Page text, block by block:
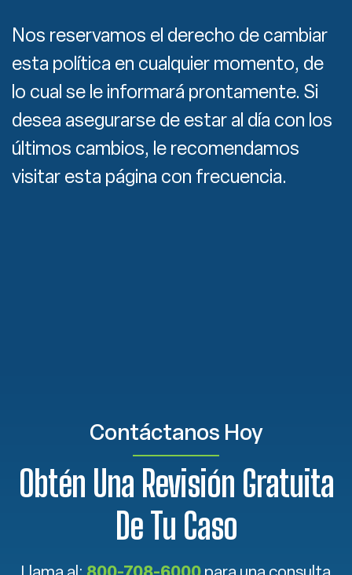
Nos reservamos el derecho de cambiar
esta política en cualquier momento, de
lo cual se le informará prontamente. Si
desea asegurarse de estar al día con los
últimos cambios, le recomendamos
visitar esta página con frecuencia.
Contáctanos Hoy
Obtén Una Revisión Gratuita
De Tu Caso